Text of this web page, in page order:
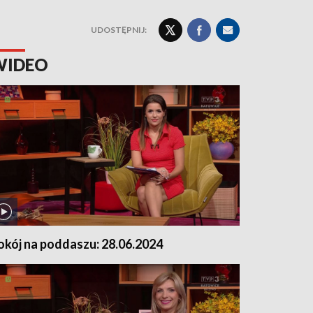
UDOSTĘPNIJ:
na poddaszu: 28.06.2024